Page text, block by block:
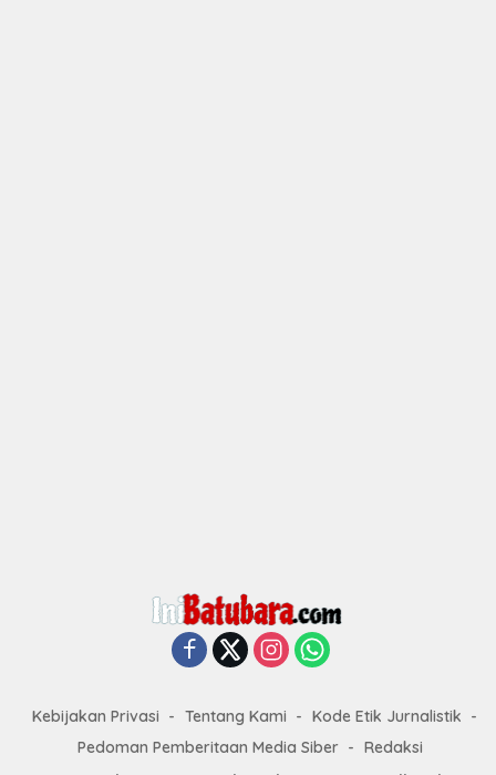
Kebijakan Privasi Tentang Kami
Kode Etik Jurnalistik
Pedoman Pemberitaan Media Siber
Redaksi